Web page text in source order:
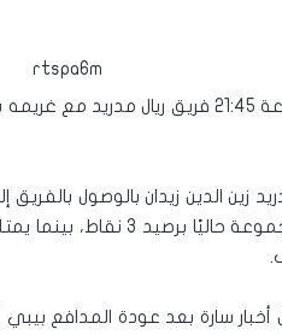
يلتقي مساء اليوم الثلاثاء عند الساعة
أخبار سارة بعد عودة المدافع